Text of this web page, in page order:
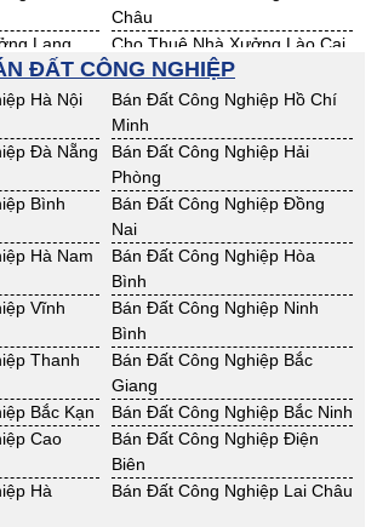
Châu
Lạng
Cho Thuê Nhà Xưởng Lào Cai
Nam
Cho Thuê Nhà Xưởng Phú Thọ
Sơn La
Cho Thuê Nhà Xưởng Thái
Bình
Thái
Cho Thuê Nhà Xưởng Tuyên
Quang
Yên Bái
Cho Thuê Nhà Xưởng Thừa T.
Huế
Khánh
Cho Thuê Nhà Xưởng Lâm
Đồng
Bình
Cho Thuê Nhà Xưởng Bình
Thuận
Đăk
Cho Thuê Nhà Xưởng ĐắkLắk
Gia Lai
Cho Thuê Nhà Xưởng Hà Tĩnh
Kon
Cho Thuê Nhà Xưởng Nghệ An
ĐẤT CÔNG NGHIỆP
Hà Nội
Bán Đất Công Nghiệp Hồ Chí
Minh
Đà Nẵng
Bán Đất Công Nghiệp Hải
Phòng
Bình
Bán Đất Công Nghiệp Đồng
Nai
Hà Nam
Bán Đất Công Nghiệp Hòa
Bình
Vĩnh
Bán Đất Công Nghiệp Ninh
Bình
Thanh
Bán Đất Công Nghiệp Bắc
Giang
Bắc Kạn
Bán Đất Công Nghiệp Bắc Ninh
Cao
Bán Đất Công Nghiệp Điện
Biên
Hà
Bán Đất Công Nghiệp Lai Châu